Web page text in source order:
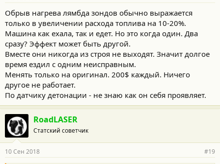
Обрыв нагрева лямбда зондов обычно выражается
только в увеличении расхода топлива на 10-20%.
Машина как ехала, так и едет. Но это когда один. Два
сразу? Эффект может быть другой.
Вместе они никогда из строя не выходят. Значит долгое
время ездил с одним неисправным.
Менять только на оригинал. 200$ каждый. Ничего
другое не работает.
По датчику детонации - не знаю как он себя проявляет.
RoadLASER
Статский советчик
10 Сен 2018 #19